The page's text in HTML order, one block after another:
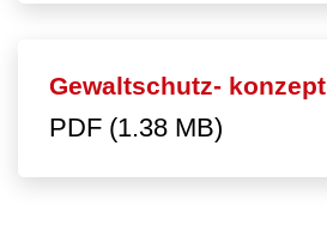
Gewaltschutz- konzept
PDF (1.38 MB)